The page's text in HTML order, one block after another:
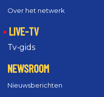
Over het netwerk
LIVE-TV
Tv‑gids
NEWSROOM
Nieuwsberichten